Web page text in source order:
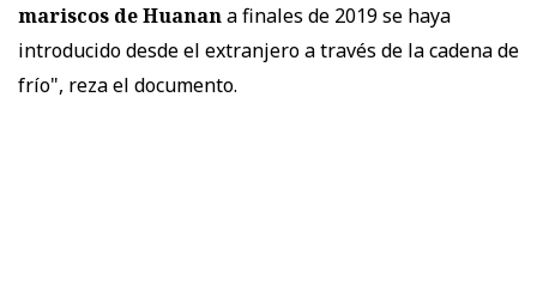
mariscos de Huanana finales de 2019 se haya
introducido desde el extranjero a través de la cadena de
frío", reza el documento.